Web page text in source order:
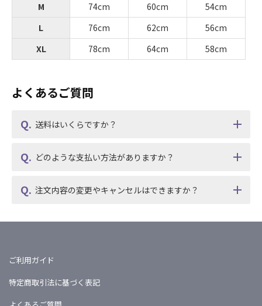
M
74cm 60cm
54cm
L
76cm 62cm
56cm
XL
78cm 64cm 58cm
よくあるご質問
送料はいくらですか？
どのような支払い方法がありますか？
注文内容の変更やキャンセルはできますか？
ご利用ガイド
特定商取引法に基づく表記